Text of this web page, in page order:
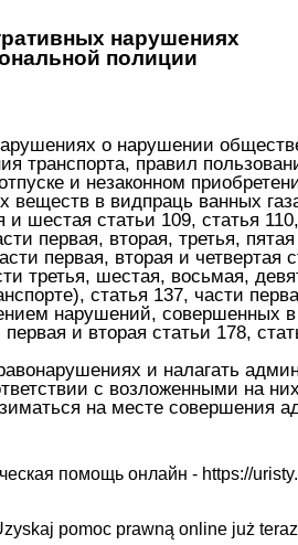
нарушениях
полиции
о нарушении
транспорта, правил
и незаконном
в видпраць ванных
шестая статьи 109, статья
первая, вторая, третья,
первая, вторая и четвертая
третья, шестая, восьмая,
статья 137, части
нарушений,
и вторая статьи 178,
и налагать
с возложенными на
на месте совершения
помощь онлайн - https://
pomoc prawną online już teraz